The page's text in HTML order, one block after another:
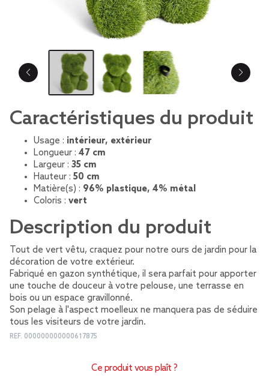
Caractéristiques du produit
Usage : intérieur, extérieur
Longueur : 47 cm
Largeur : 35 cm
Hauteur : 50 cm
Matière(s) : 96% plastique, 4% métal
Coloris : vert
Description du produit
Tout de vert vêtu, craquez pour notre ours de jardin pour la
décoration de votre extérieur.
Fabriqué en gazon synthétique, il sera parfait pour apporter
une touche de douceur à votre pelouse, une terrasse en
bois ou un espace gravillonné.
Son pelage à l'aspect moelleux ne manquera pas de séduire
tous les visiteurs de votre jardin.
REF. 000000000000617875
Ce produit vous plaît ?